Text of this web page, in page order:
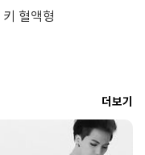
혈액형
더보기